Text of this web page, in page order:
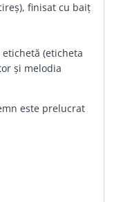
finisat cu baiț
(eticheta
și melodia
este prelucrat